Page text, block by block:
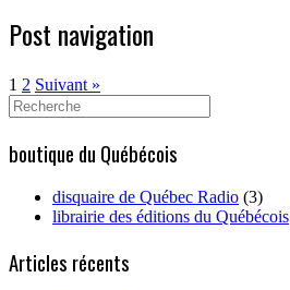
Post navigation
1 2 Suivant »
Search
for:
boutique du Québécois
disquaire de Québec Radio (3)
librairie des éditions du Québécois
Articles récents